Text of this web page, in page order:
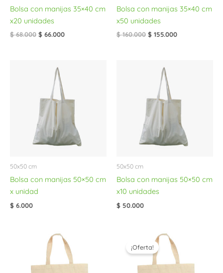
Bolsa con manijas 35×40 cm
x20 unidades
$68.000 $ 66.000
Bolsa con manijas 35×40 cm
x50 unidades
$160.000 $ 155.000
50x50 cm
Bolsa con manijas 50×50 cm
x unidad
$ 6.000
50x50 cm
Bolsa con manijas 50×50 cm
x10 unidades
$ 50.000
¡Oferta!
precio
original
era:
$ 46.000.
precio
actual
es: